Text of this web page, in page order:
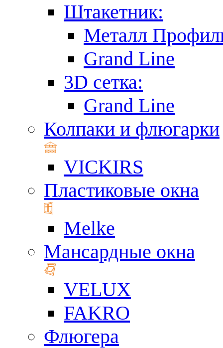
Штакетник:
Металл
Grand Line
3D сетка:
Grand Line
Колпаки и флюгарки
VICKIRS
Пластиковые окна
Melke
Мансардные окна
VELUX
FAKRO
Флюгера